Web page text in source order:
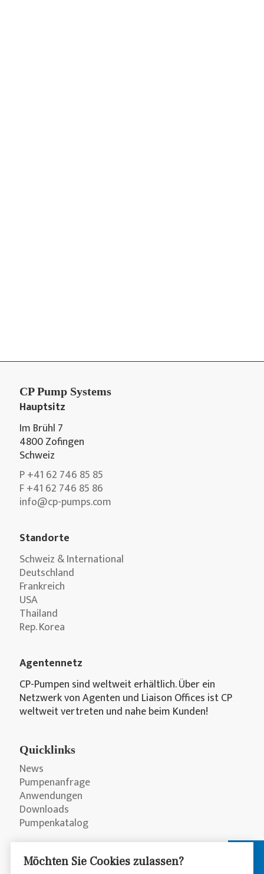
CP Pump Systems
Hauptsitz
Im Brühl 7
4800 Zofingen
Schweiz
P +41 62 746 85 85
F +41 62 746 85 86
info@cp-pumps.com
Standorte
Schweiz & International
Deutschland
Frankreich
USA
Thailand
Rep. Korea
Agentennetz
CP-Pumpen sind weltweit erhältlich. Über ein
Netzwerk von Agenten und Liaison Offices ist CP
weltweit vertreten und nahe beim Kunden!
Quicklinks
News
Pumpenanfrage
Anwendungen
Downloads
Pumpenkatalog
Möchten Sie Cookies zulassen?